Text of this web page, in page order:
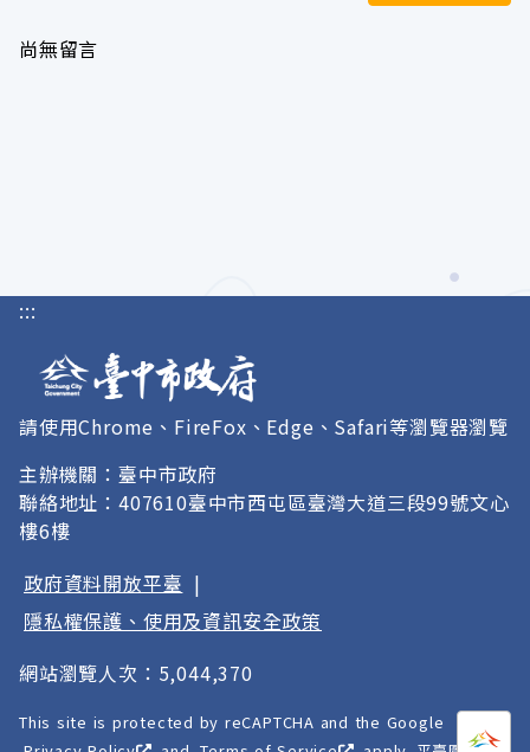
尚無留言
打開
:::
請使用Chrome、FireFox、Edge、Safari等瀏覽器瀏覽
主辦機關：臺中市政府
聯絡地址：407610臺中市西屯區臺灣大道三段99號文心
樓6樓
政府資料開放平臺 |
隱私權保護、使用及資訊安全政策
網站瀏覽人次：5,044,370
This site is protected by reCAPTCHA and the Google